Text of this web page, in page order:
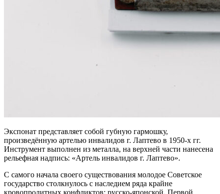
Экспонат представляет собой губную гармошку,
произведённую артелью инвалидов г. Лаптево в 1950-х гг.
Инструмент выполнен из металла, на верхней части нанесена
рельефная надпись: «Артель инвалидов г. Лаптево».
С самого начала своего существования молодое Советское
государство столкнулось с наследием ряда крайне
кровопролитных конфликтов: русско-японской, Первой